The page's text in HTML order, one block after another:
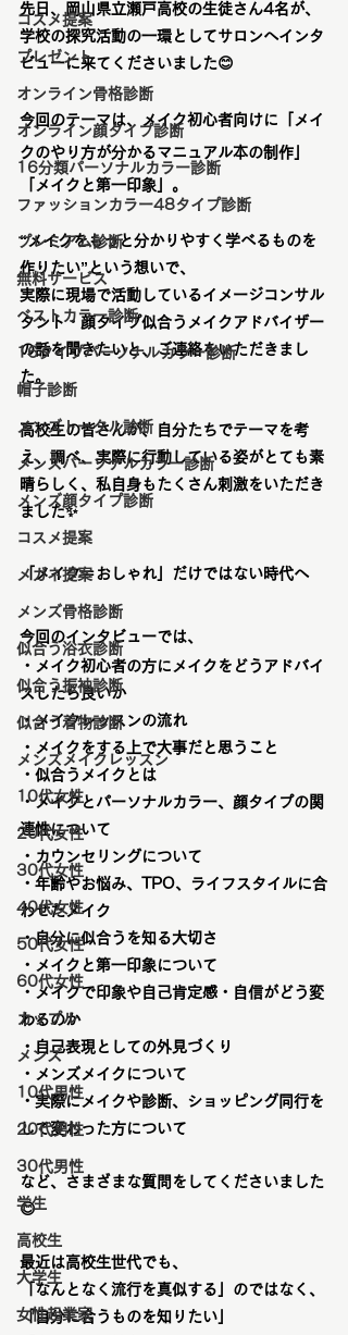
コスメ提案
プレゼント
オンライン骨格診断
オンライン顔タイプ診断
16分類パーソナルカラー診断
ファッションカラー48タイプ診断
プレミアム診断
無料サービス
ベストカラー診断
16タイプパーソナルカラー診断
帽子診断
メンズトータル診断
メンズパーソナルカラー診断
メンズ顔タイプ診断
コスメ提案
メガネ提案
メンズ骨格診断
似合う浴衣診断
似合う振袖診断
似合う着物診断
メンズメイクレッスン
10代女性
20代女性
30代女性
40代女性
50代女性
60代女性
カップル
メンズ
10代男性
20代男性
30代男性
学生
高校生
大学生
女性起業家
先日、岡山県立瀬戸高校の生徒さん4名が、
学校の探究活動の一環としてサロンへインタ
ビューに来てくださいました😊
今回のテーマは、メイク初心者向けに「メイ
クのやり方が分かるマニュアル本の制作」
「メイクと第一印象」。
“メイクをもっと分かりやすく学べるものを
作りたい”という想いで、
実際に現場で活動しているイメージコンサル
タント・顔タイプ似合うメイクアドバイザー
の話を聞きたいと、ご連絡をいただきまし
た。
高校生の皆さんが、自分たちでテーマを考
え、調べ、実際に行動している姿がとても素
晴らしく、私自身もたくさん刺激をいただき
ました✨
「メイク＝おしゃれ」だけではない時代へ
今回のインタビューでは、
・メイク初心者の方にメイクをどうアドバイ
スしたら良いか
・メイクレッスンの流れ
・メイクをする上で大事だと思うこと
・似合うメイクとは
・メイクとパーソナルカラー、顔タイプの関
連性について
・カウンセリングについて
・年齢やお悩み、TPO、ライフスタイルに合
わせたメイク
・自分に似合うを知る大切さ
・メイクと第一印象について
・メイクで印象や自己肯定感・自信がどう変
わるのか
・自己表現としての外見づくり
・メンズメイクについて
・実際にメイクや診断、ショッピング同行を
して変わった方について
など、さまざまな質問をしてくださいました
😊
最近は高校生世代でも、
「なんとなく流行を真似する」のではなく、
「自分に合うものを知りたい」